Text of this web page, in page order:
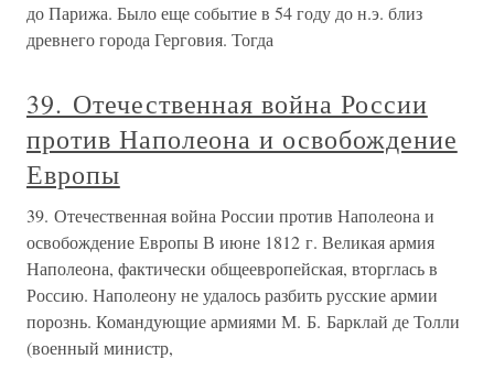
до Парижа. Было еще событие в 54 году до н.э. близ
древнего города Герговия. Тогда
39. Отечественная война России
против Наполеона и освобождение
Европы
39. Отечественная война России против Наполеона и
освобождение Европы В июне 1812 г. Великая армия
Наполеона, фактически общеевропейская, вторглась в
Россию. Наполеону не удалось разбить русские армии
порознь. Командующие армиями М. Б. Барклай де Толли
(военный министр,